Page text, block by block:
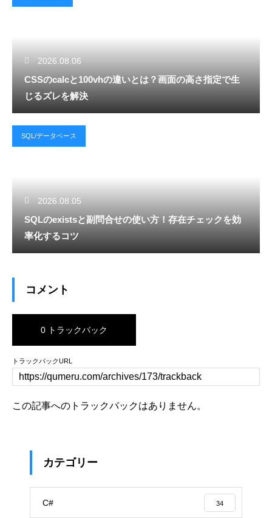
2026.08.06
CSSのcalcと100vhの違いとは？画面の高さ指定で生
じるズレを解決
SQL/データベース
2026.08.05
SQLのexistsと副問合せの使い方！存在チェックを効
率化するコツ
コメント
0 トラックバック
トラックバックURL
この記事へのトラックバックはありません。
カテゴリー
C# 34